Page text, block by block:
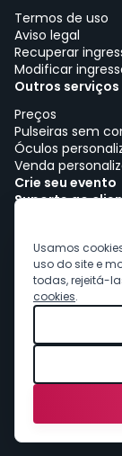
Termos de uso
Aviso legal
Recuperar
Modificar
Outros serviços
Preços
Pulseiras sem
Óculos
Venda
Crie seu evento
Suporte ao
Trabalhe com
Usamos
uso do site e
todas, rejeitá-
cookies.